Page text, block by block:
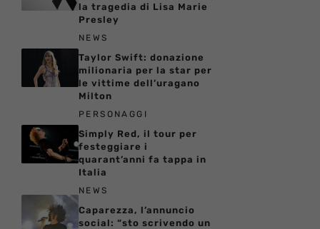
la tragedia di Lisa Marie
Presley
NEWS
Taylor Swift: donazione
milionaria per la star per
le vittime dell’uragano
Milton
PERSONAGGI
Simply Red, il tour per
festeggiare i
quarant’anni fa tappa in
Italia
NEWS
Caparezza, l’annuncio
social: “sto scrivendo un